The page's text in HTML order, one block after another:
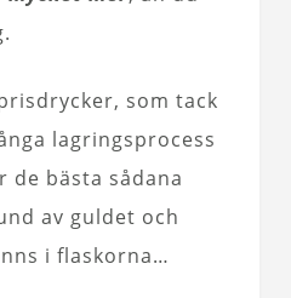
som tack
lagringsprocess
bästa sådana
av guldet och
i flaskorna…